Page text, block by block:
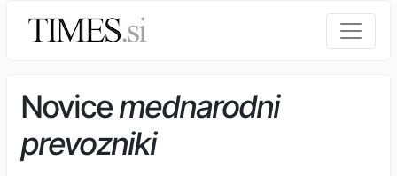
Novicemednarodni
prevozniki